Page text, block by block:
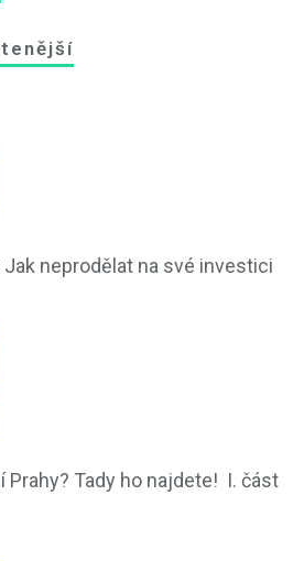
neprodělat na své investici
Prahy? Tady ho najdete! I. část